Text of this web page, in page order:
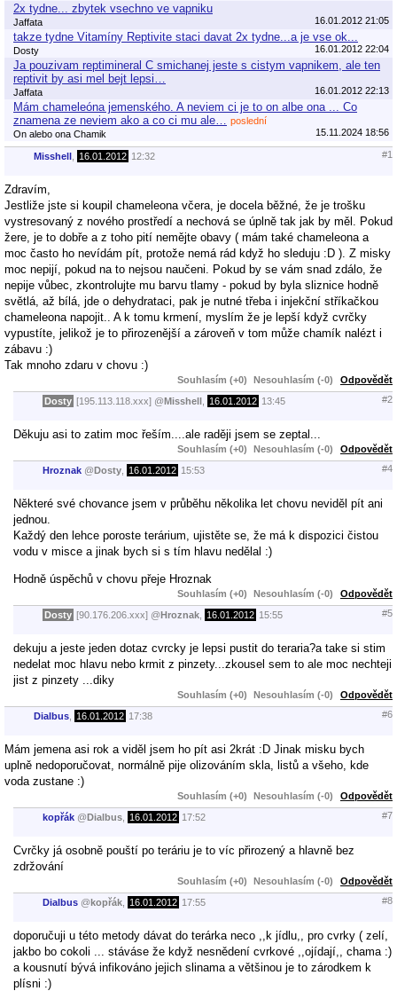
2x tydne... zbytek vsechno ve vapniku
Jaffata 16.01.2012 21:05
takze tydne Vitamíny Reptivite staci davat 2x tydne...a je vse ok...
Dosty 16.01.2012 22:04
Ja pouzivam reptimineral C smichanej jeste s cistym vapnikem, ale ten
reptivit by asi mel bejt lepsi…
Jaffata 16.01.2012 22:13
Mám chameleóna jemenského. A neviem ci je to on albe ona ... Co
znamena ze neviem ako a co ci mu ale…
poslední
On alebo ona Chamik
15.11.2024 18:56
Misshell 16.01.2012 12:32 #1
Zdravím,
Jestliže jste si koupil chameleona včera, je docela běžné, že je trošku
vystresovaný z nového prostředí a nechová se úplně tak jak by měl. Pokud
žere, je to dobře a z toho pití nemějte obavy ( mám také chameleona a
moc často ho nevídám pít, protože nemá rád když ho sleduju :D ). Z misky
moc nepijí, pokud na to nejsou naučeni. Pokud by se vám snad zdálo, že
nepije vůbec, zkontrolujte mu barvu tlamy - pokud by byla sliznice hodně
světlá, až bílá, jde o dehydrataci, pak je nutné třeba i injekční stříkačkou
chameleona napojit.. A k tomu krmení, myslím že je lepší když cvrčky
vypustíte, jelikož je to přirozenější a zároveň v tom může chamík nalézt i
zábavu :)
Tak mnoho zdaru v chovu :)
Souhlasím (+0) Nesouhlasím (-0) Odpovědět
Dosty [195.113.118.xxx] @Misshell 16.01.2012 13:45 #2
Děkuju asi to zatim moc řeším....ale raději jsem se zeptal...
Souhlasím (+0) Nesouhlasím (-0) Odpovědět
Hroznak @Dosty 16.01.2012 15:53 #4
Některé své chovance jsem v průběhu několika let chovu neviděl pít ani
jednou.
Každý den lehce poroste terárium, ujistěte se, že má k dispozici čistou
vodu v misce a jinak bych si s tím hlavu nedělal :)
Hodně úspěchů v chovu přeje Hroznak
Souhlasím (+0) Nesouhlasím (-0) Odpovědět
Dosty [90.176.206.xxx] @Hroznak 16.01.2012 15:55 #5
dekuju a jeste jeden dotaz cvrcky je lepsi pustit do teraria?a take si stim
nedelat moc hlavu nebo krmit z pinzety...zkousel sem to ale moc nechteji
jist z pinzety ...diky
Souhlasím (+0) Nesouhlasím (-0) Odpovědět
Dialbus 16.01.2012 17:38 #6
Mám jemena asi rok a viděl jsem ho pít asi 2krát :D Jinak misku bych
uplně nedoporučovat, normálně pije olizováním skla, listů a všeho, kde
voda zustane :)
Souhlasím (+0) Nesouhlasím (-0) Odpovědět
kopřák @Dialbus 16.01.2012 17:52 #7
Cvrčky já osobně pouští po teráriu je to víc přirozený a hlavně bez
zdržování
Souhlasím (+0) Nesouhlasím (-0) Odpovědět
Dialbus @kopřák 16.01.2012 17:55 #8
doporučuji u této metody dávat do terárka neco ,,k jídlu,, pro cvrky ( zelí,
jakbo bo cokoli ... stáváse že když nesnědení cvrkové ,,ojídají,, chama :)
a kousnutí bývá infikováno jejich slinama a většinou je to zárodkem k
plísni :)